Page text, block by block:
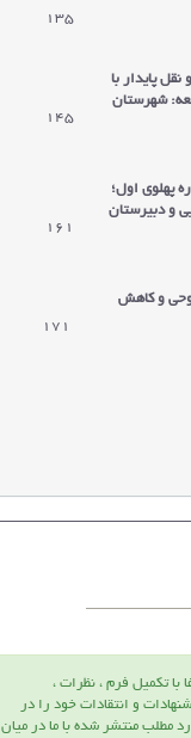
135
پایدار با
شهرستان
145
پهلوی اول؛
و دبیرستان
161
و کاهش
با تكميل فرم ، نظرات ،
و انتقادات خود را در
مطلب منتشر شده با ما در ميان